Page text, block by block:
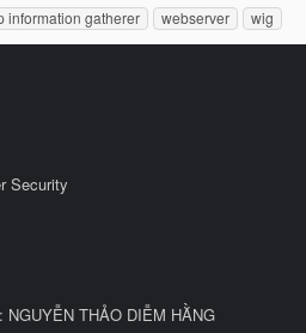
information gatherer webserver wig
Security
NGUYỄN THẢO DIỄM HẰNG